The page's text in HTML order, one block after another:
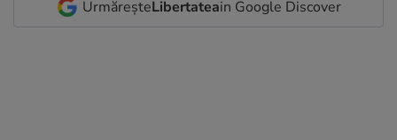
UrmăreșteLibertateain Google Discover